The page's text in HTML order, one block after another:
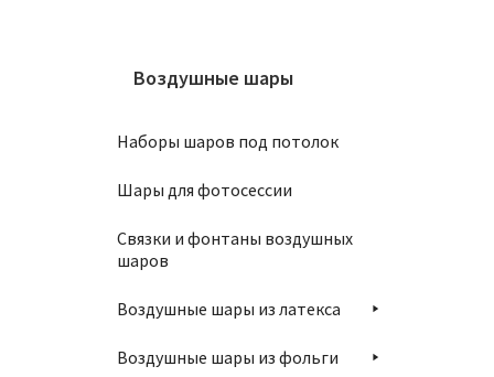
Воздушные шары
Наборы шаров под потолок
Шары для фотосессии
Связки и фонтаны воздушных
шаров
Воздушные шары из латекса
Воздушные шары из фольги